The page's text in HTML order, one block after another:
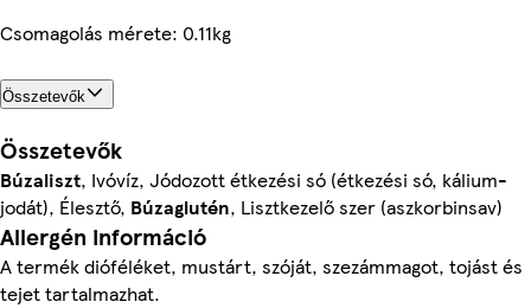
Csomagolás mérete: 0.11kg
Összetevők
Összetevők
Búzaliszt, Ivóvíz, Jódozott étkezési só (étkezési só, kálium-
jodát), Élesztő, Búzaglutén, Lisztkezelő szer (aszkorbinsav)
Allergén információ
A termék dióféléket, mustárt, szóját, szezámmagot, tojást és
tejet tartalmazhat.